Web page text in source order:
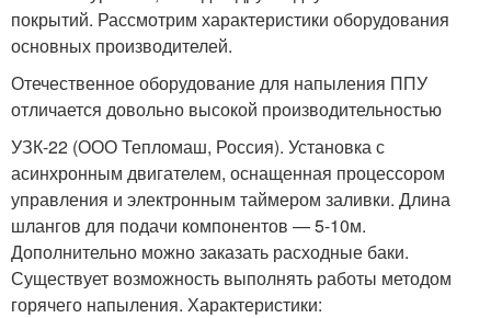
покрытий. Рассмотрим характеристики оборудования
основных производителей.
Отечественное оборудование для напыления ППУ
отличается довольно высокой производительностью
УЗК-22 (ООО Тепломаш, Россия). Установка с
асинхронным двигателем, оснащенная процессором
управления и электронным таймером заливки. Длина
шлангов для подачи компонентов — 5-10м.
Дополнительно можно заказать расходные баки.
Существует возможность выполнять работы методом
горячего напыления. Характеристики: